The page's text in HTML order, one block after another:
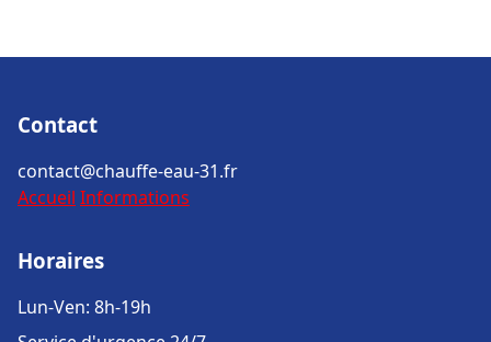
Contact
contact@chauffe-eau-31.fr
Accueil Informations
Horaires
Lun-Ven: 8h-19h